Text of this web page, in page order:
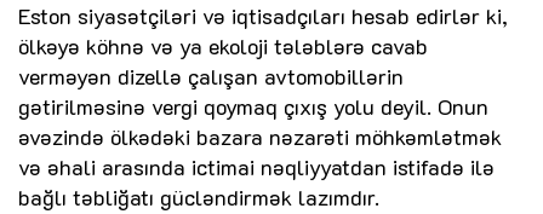
Eston siyasətçiləri və iqtisadçıları hesab edirlər ki,
ölkəyə köhnə və ya ekoloji tələblərə cavab
verməyən dizellə çalışan avtomobillərin
gətirilməsinə vergi qoymaq çıxış yolu deyil. Onun
əvəzində ölkədəki bazara nəzarəti möhkəmlətmək
və əhali arasında ictimai nəqliyyatdan istifadə ilə
bağlı təbliğatı gücləndirmək lazımdır.